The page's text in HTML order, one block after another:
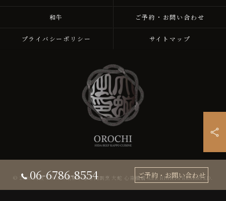
06-6786-8554 ご予約・お問い合わせ
和牛 ご予約・お問い合わせ
プライバシーポリシー サイトマップ
© 2026 大阪ミナミで飛騨牛なら肉割烹 大蛇 心斎橋店 ALL RIGHTS RESERVED.